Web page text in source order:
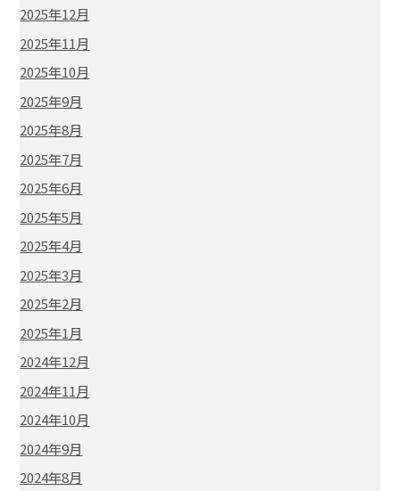
2025年12月
2025年11月
2025年10月
2025年9月
2025年8月
2025年7月
2025年6月
2025年5月
2025年4月
2025年3月
2025年2月
2025年1月
2024年12月
2024年11月
2024年10月
2024年9月
2024年8月